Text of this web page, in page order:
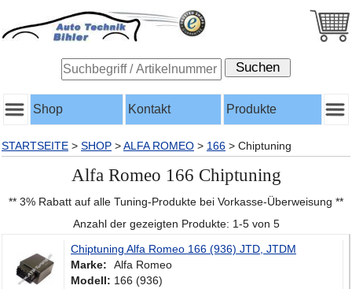
Shop Kontakt Produkte
STARTSEITE > SHOP >ALFA ROMEO > 166 > Chiptuning
Alfa Romeo 166 Chiptuning
** 3% Rabatt auf alle Tuning-Produkte bei Vorkasse-Überweisung **
Anzahl der gezeigten Produkte: 1-5 von 5
Chiptuning Alfa Romeo 166 (936) JTD, JTDM
Marke:
Alfa Romeo
Modell: 166 (936)